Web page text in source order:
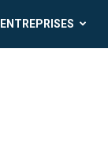
ENTREPRISES